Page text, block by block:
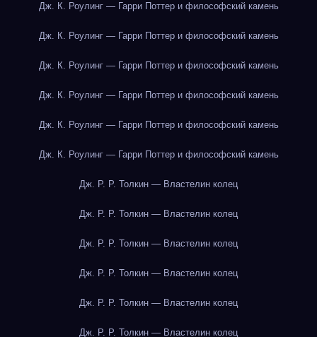
Дж. К. Роулинг — Гарри Поттер и философский камень
Дж. К. Роулинг — Гарри Поттер и философский камень
Дж. К. Роулинг — Гарри Поттер и философский камень
Дж. К. Роулинг — Гарри Поттер и философский камень
Дж. К. Роулинг — Гарри Поттер и философский камень
Дж. К. Роулинг — Гарри Поттер и философский камень
Дж. Р. Р. Толкин — Властелин колец
Дж. Р. Р. Толкин — Властелин колец
Дж. Р. Р. Толкин — Властелин колец
Дж. Р. Р. Толкин — Властелин колец
Дж. Р. Р. Толкин — Властелин колец
Дж. Р. Р. Толкин — Властелин колец